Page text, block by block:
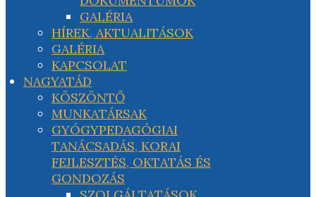
GALÉRIA
HÍREK, AKTUALITÁSOK
GALÉRIA
KAPCSOLAT
NAGYATÁD
KÖSZÖNTŐ
MUNKATÁRSAK
GYÓGYPEDAGÓGIAI
TANÁCSADÁS, KORAI
FEJLESZTÉS, OKTATÁS ÉS
GONDOZÁS